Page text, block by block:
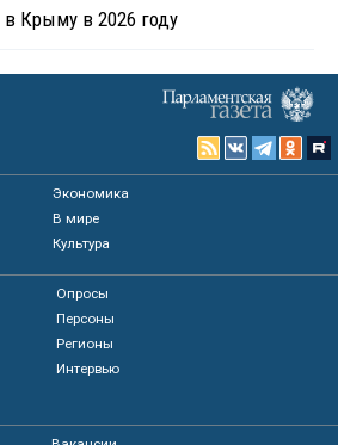
в Крыму в 2026 году
Экономика
В мире
Культура
Опросы
Персоны
Регионы
Интервью